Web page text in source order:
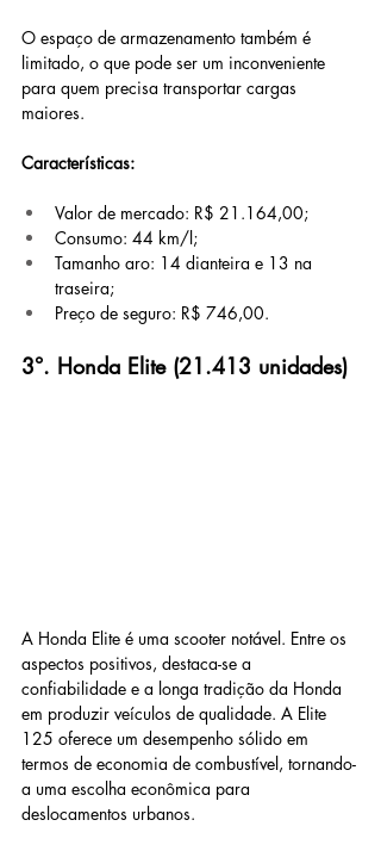
O espaço de armazenamento também é
limitado, o que pode ser um inconveniente
para quem precisa transportar cargas
maiores.
Características:
Valor de mercado: R$ 21.164,00;
Consumo: 44 km/l;
Tamanho aro: 14 dianteira e 13 na
traseira;
Preço de seguro: R$ 746,00.
3°. Honda Elite (21.413 unidades)
A Honda Elite é uma scooter notável. Entre os
aspectos positivos, destaca-se a
confiabilidade e a longa tradição da Honda
em produzir veículos de qualidade. A Elite
125 oferece um desempenho sólido em
termos de economia de combustível, tornando-
a uma escolha econômica para
deslocamentos urbanos.